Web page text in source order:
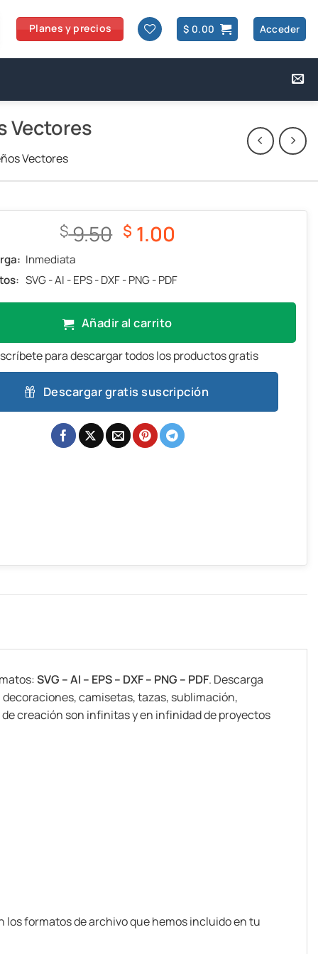
Planes y precios $ 0.00 Acceder
Vectores
Vectores
$9.50 El
original
era:
$ 9.50.
$ 1.00
actual
Inmediata
SVG - AI - EPS - DXF - PNG - PDF
Añadir al carrito
para descargar todos los productos gratis
Descargar gratis suscripción
SVG – AI – EPS – DXF – PNG – PDF. Descarga
camisetas, tazas, sublimación,
creación son infinitas y en infinidad de proyectos
formatos de archivo que hemos incluido en tu